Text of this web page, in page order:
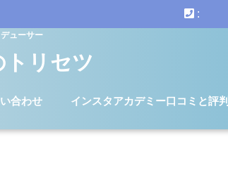
:
ューサー
リセツ
合わせ インスタアカデミー口コミと評判